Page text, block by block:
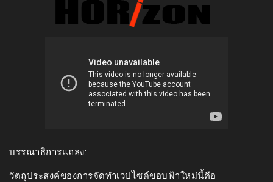
บรรณาธิการแถลง:
วัตถุประสงค์ของการจัดทำเวปไซด์ขอบฟ้าใหม่นี้คือ